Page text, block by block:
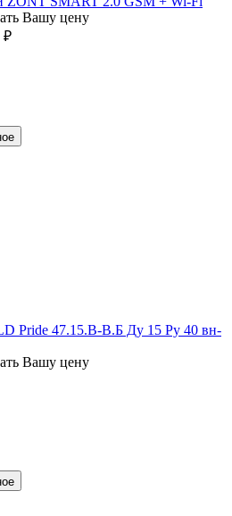
Вашу цену
₽
Pride 47.15.B-B.Б Ду 15 Ру 40 вн-
Вашу цену